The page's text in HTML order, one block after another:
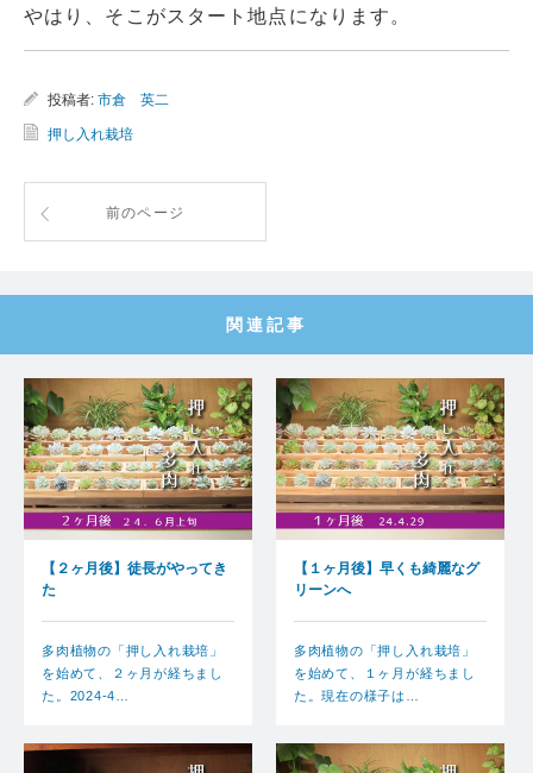
やはり、そこがスタート地点になります。
投稿者: 市倉 英二
押し入れ栽培
前のページ
関連記事
【２ヶ月後】徒長がやってき
た
多肉植物の「押し入れ栽培」
を始めて、２ヶ月が経ちまし
た。2024-4…
【１ヶ月後】早くも綺麗なグ
リーンへ
多肉植物の「押し入れ栽培」
を始めて、１ヶ月が経ちまし
た。現在の様子は…